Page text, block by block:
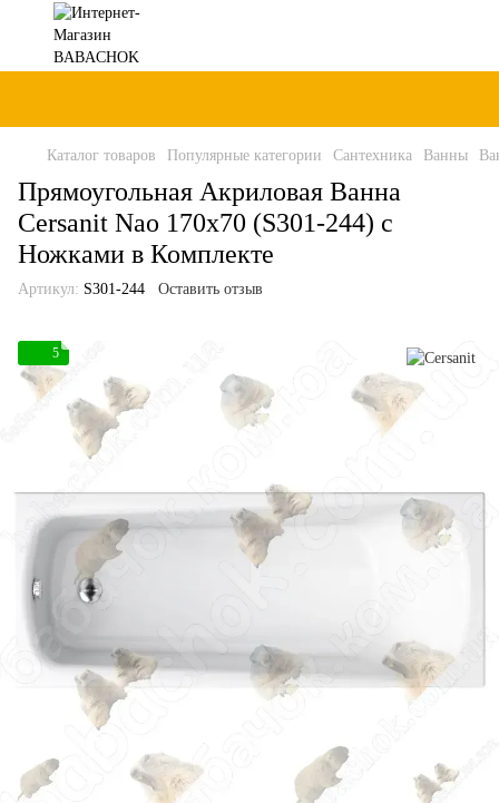
Каталог товаров Популярные категории Сантехника Ванны
Прямоугольная Акриловая Ванна
Cersanit Nao 170x70 (S301-244) с
Ножками в Комплекте
Артикул: S301-244 Оставить отзыв
5